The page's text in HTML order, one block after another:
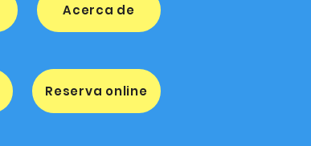
Acerca de
Reserva online